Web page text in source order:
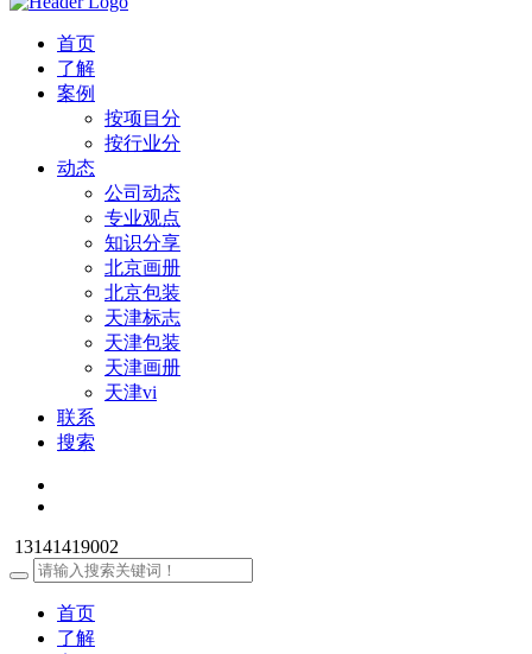
首页
了解
案例
按项目分
按行业分
动态
公司动态
专业观点
知识分享
北京画册
北京包装
天津标志
天津包装
天津画册
天津vi
联系
搜索
13141419002
首页
了解